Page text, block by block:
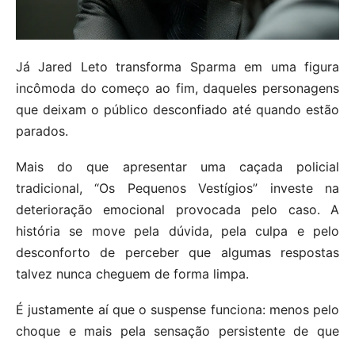
Já Jared Leto transforma Sparma em uma figura
incômoda do começo ao fim, daqueles personagens
que deixam o público desconfiado até quando estão
parados.
Mais do que apresentar uma caçada policial
tradicional, “Os Pequenos Vestígios” investe na
deterioração emocional provocada pelo caso. A
história se move pela dúvida, pela culpa e pelo
desconforto de perceber que algumas respostas
talvez nunca cheguem de forma limpa.
É justamente aí que o suspense funciona: menos pelo
choque e mais pela sensação persistente de que